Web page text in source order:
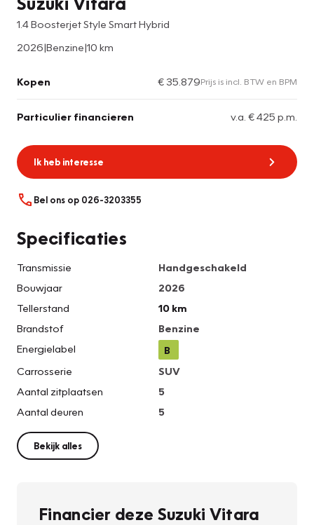
1.4 Boosterjet Style Smart Hybrid
2026|Benzine|10 km
Kopen € 35.879Prijs is incl. BTW en BPM
Particulier financieren v.a. € 425 p.m.
Ik heb interesse
Bel ons op 026-3203355
Specificaties
Transmissie
Handgeschakeld
Bouwjaar
2026
Tellerstand
10 km
Brandstof
Benzine
Energielabel
B
Carrosserie
SUV
Aantal zitplaatsen
5
Aantal deuren
5
Bekijk alles
Financier deze Suzuki Vitara